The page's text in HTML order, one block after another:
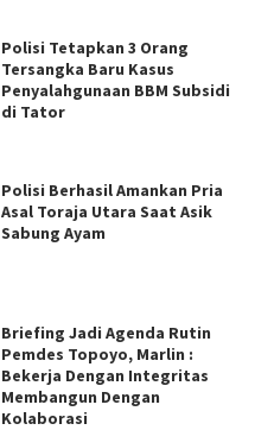
Polisi Tetapkan 3 Orang
Tersangka Baru Kasus
Penyalahgunaan BBM Subsidi
di Tator
Polisi Berhasil Amankan Pria
Asal Toraja Utara Saat Asik
Sabung Ayam
Briefing Jadi Agenda Rutin
Pemdes Topoyo, Marlin :
Bekerja Dengan Integritas
Membangun Dengan
Kolaborasi